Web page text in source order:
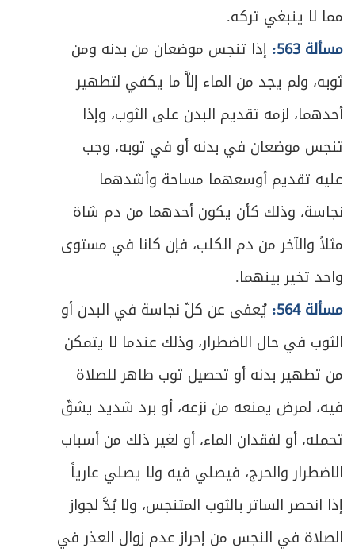
مما لا ينبغي تركه.
مسألة 563:
إذا تنجس موضعان من بدنه ومن
ثوبه، ولم يجد من الماء إلاَّ ما يكفي لتطهير
أحدهما، لزمه تقديم البدن على الثوب، وإذا
تنجس موضعان في بدنه أو في ثوبه، وجب
عليه تقديم أوسعهما مساحة وأشدهما
نجاسة، وذلك كأن يكون أحدهما من دم شاة
مثلاً والآخر من دم الكلب، فإن كانا في مستوى
واحد تخير بينهما.
مسألة 564:
يُعفى عن كلّ نجاسة في البدن أو
الثوب في حال الاضطرار، وذلك عندما لا يتمكن
من تطهير بدنه أو تحصيل ثوب طاهر للصلاة
فيه، لمرض يمنعه من نزعه، أو برد شديد يشقّ
تحمله، أو لفقدان الماء، أو لغير ذلك من أسباب
الاضطرار والحرج، فيصلي فيه ولا يصلي عارياً
إذا انحصر الساتر بالثوب المتنجس، ولا بُدَّ لجواز
الصلاة في النجس من إحراز عدم زوال العذر في
571 الخامس - كيفية تقدير الخمس
ص
577 الفصل الثاني: في أحكام دفع الخمس
ص
579 المبحث الأول ـ في أوصاف المستحق
ص
582 المبحث الثاني ـ في أحكام الدفع للمستحق
ص 586 المبحث الثالث ـ في أحكام تلف الخمس
ص
591
الباب السادس - في الأمر بالمعروف والنهي عن
المنكر
ص
593 المبحث الأول ـ في من يجب عليه الأمر والنهي
ص
596 المبحث الثاني ـ في من يجب أمره ونهيه
ص
598 المبحث الثالث ـ في مراتب الأمر والنهي
601 المبحث الرابع ـ في أحكام الأمر والنهي
ص
611 الباب السابع- في أحكام الدفاع
612
المبحث الأول ـ في الدفاع عن النفس
ومُتعلَّقاتها